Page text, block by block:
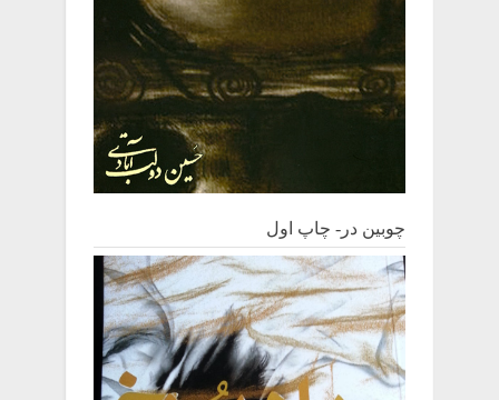
چوبین‌ در- چاپ اول